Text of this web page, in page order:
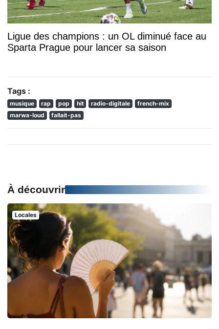
Ligue des champions : un OL diminué face au
Sparta Prague pour lancer sa saison
Tags :
musique rap pop hit radio-digitale
french-mix
marwa-loud
fallait-pas
À découvrir
Locales